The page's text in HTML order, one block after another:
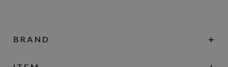
BRAND